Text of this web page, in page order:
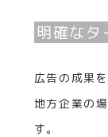
明確なタ
広告の成果
地方企業の
す。